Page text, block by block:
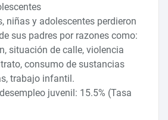
niñas y adolescentes perdieron
sus padres por razones como:
situación de calle, violencia
consumo de sustancias
trabajo infantil.
juvenil: 15.5% (Tasa